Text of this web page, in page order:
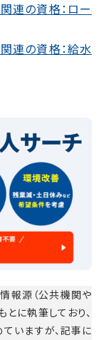
連の資格：ロー
連の資格：給水
報源（公共機関や
に執筆しており、
いますが、記事に